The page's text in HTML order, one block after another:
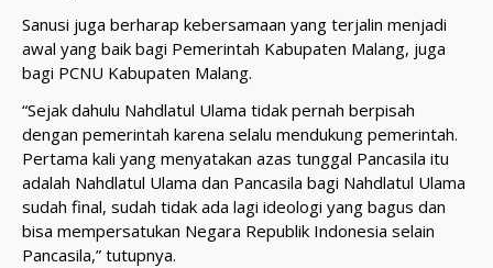
Sanusi juga berharap kebersamaan yang terjalin menjadi
awal yang baik bagi Pemerintah Kabupaten Malang, juga
bagi PCNU Kabupaten Malang.
“Sejak dahulu Nahdlatul Ulama tidak pernah berpisah
dengan pemerintah karena selalu mendukung pemerintah.
Pertama kali yang menyatakan azas tunggal Pancasila itu
adalah Nahdlatul Ulama dan Pancasila bagi Nahdlatul Ulama
sudah final, sudah tidak ada lagi ideologi yang bagus dan
bisa mempersatukan Negara Republik Indonesia selain
Pancasila,” tutupnya.